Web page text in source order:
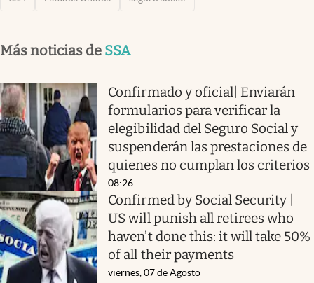
Más noticias de SSA
Confirmado y oficial| Enviarán
formularios para verificar la
elegibilidad del Seguro Social y
suspenderán las prestaciones de
quienes no cumplan los criterios
08:26
Confirmed by Social Security |
US will punish all retirees who
haven’t done this: it will take 50%
of all their payments
viernes, 07 de Agosto